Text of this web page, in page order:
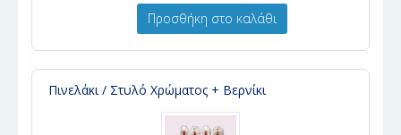
Προσθήκη στο καλάθι
Πινελάκι / Στυλό Χρώματος + Βερνίκι